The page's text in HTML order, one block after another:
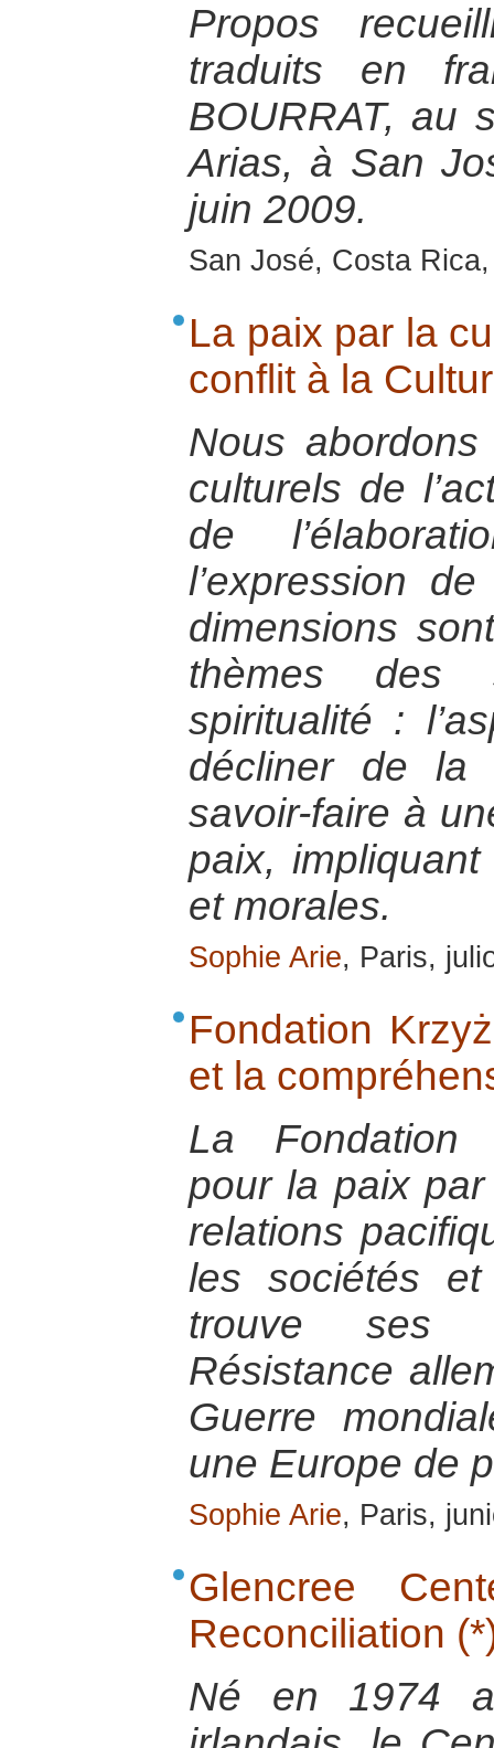
Propos
traduits en
BOURRAT, au
Arias, à San
juin 2009.
San José, Costa
La paix par la
conflit à la
Nous
culturels de
de
l’expression
dimensions
thèmes
spiritualité :
décliner de la
savoir-faire à
paix,
et morales.
Sophie Arie, Paris,
Fondation
et la
La Fondation
pour la paix par
relations
les sociétés
trouve ses
Résistance
Guerre
une Europe de
Sophie Arie, Paris,
Glencree
Reconciliation
Né en 1974